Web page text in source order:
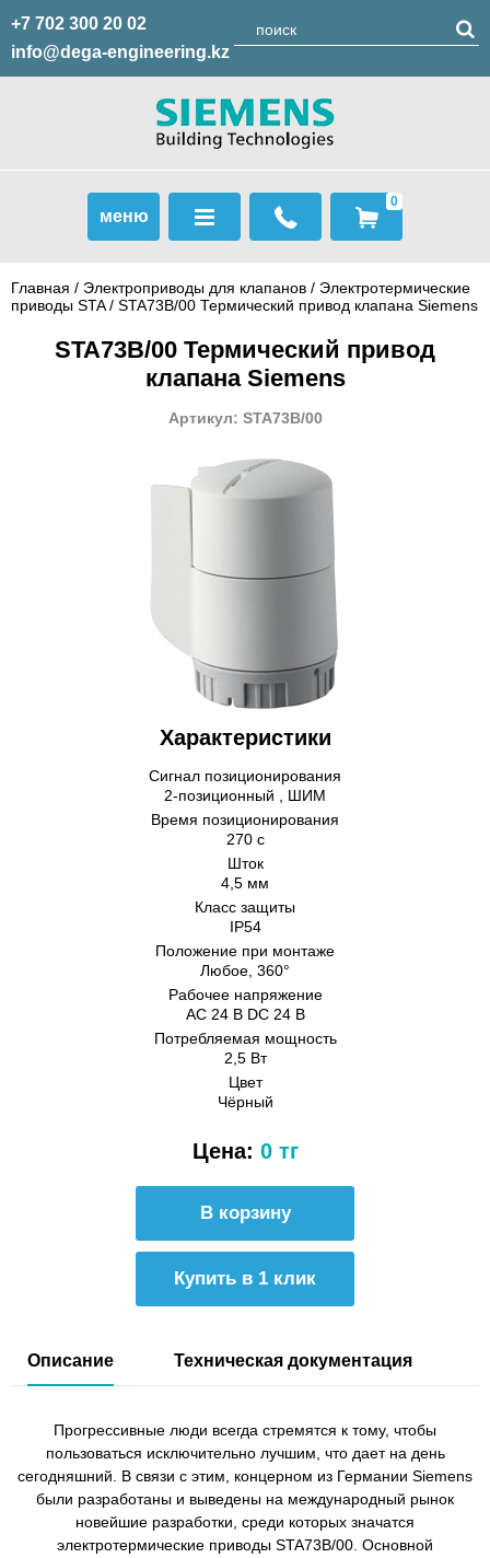
+7 702 300 20 02
info@dega-engineering.kz
меню
0
Главная / Электроприводы для клапанов / Электротермические
приводы STA/ STA73B/00 Термический привод клапана Siemens
STA73B/00 Термический привод
клапана Siemens
Артикул: STA73B/00
Характеристики
Сигнал позиционирования
2-позиционный , ШИМ
Время позиционирования
270 с
Шток
4,5 мм
Класс защиты
IP54
Положение при монтаже
Любое, 360°
Рабочее напряжение
AC 24 В DC 24 В
Потребляемая мощность
2,5 Вт
Цвет
Чёрный
Цена: 0 тг
Купить в 1 клик
Описание Техническая документация
Прогрессивные люди всегда стремятся к тому, чтобы
пользоваться исключительно лучшим, что дает на день
сегодняшний. В связи с этим, концерном из Германии Siemens
были разработаны и выведены на международный рынок
новейшие разработки, среди которых значатся
электротермические приводы STA73B/00. Основной